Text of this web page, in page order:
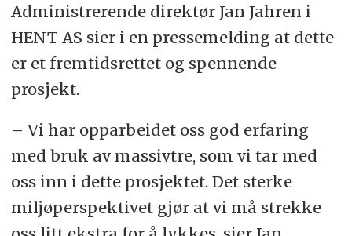
Administrerende direktør Jan Jahren i
HENT AS sier i en pressemelding at dette
er et fremtidsrettet og spennende
prosjekt.
– Vi har opparbeidet oss god erfaring
med bruk av massivtre, som vi tar med
oss inn i dette prosjektet. Det sterke
miljøperspektivet gjør at vi må strekke